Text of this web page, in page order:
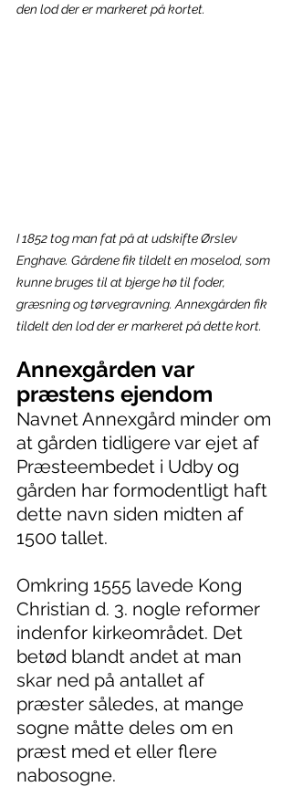
den lod der er markeret på kortet.
I 1852 tog man fat på at udskifte Ørslev
Enghave. Gårdene fik tildelt en moselod, som
kunne bruges til at bjerge hø til foder,
græsning og tørvegravning. Annexgården fik
tildelt den lod der er markeret på dette kort.
Annexgården var
præstens ejendom
Navnet Annexgård minder om
at gården tidligere var ejet af
Præsteembedet i Udby og
gården har formodentligt haft
dette navn siden midten af
1500 tallet.
Omkring 1555 lavede Kong
Christian d. 3. nogle reformer
indenfor kirkeområdet. Det
betød blandt andet at man
skar ned på antallet af
præster således, at mange
sogne måtte deles om en
præst med et eller flere
nabosogne.